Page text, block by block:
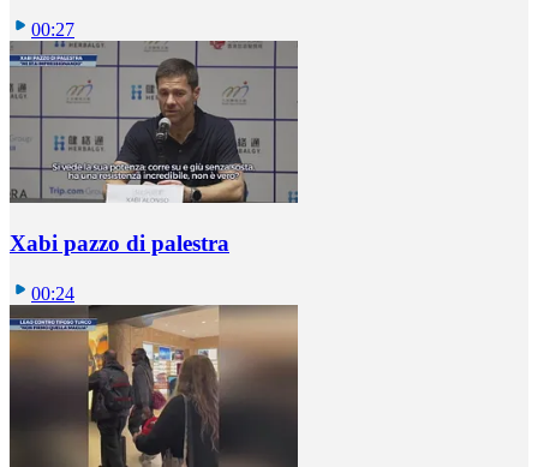
00:27
Xabi pazzo di palestra
00:24